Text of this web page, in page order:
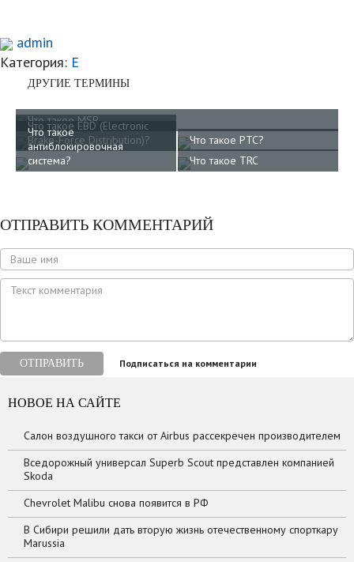
admin
Категория: E
ДРУГИЕ ТЕРМИНЫ
Что такое MSR
Что такое EBD (Electronic
Brake-Force Distribution)?
Что такое PTC?
Что такое
антиблокировочная
система?
Что такое TRC
ОТПРАВИТЬ КОММЕНТАРИЙ
ОТПРАВИТЬ Подписаться на комментарии
НОВОЕ НА САЙТЕ
Салон воздушного такси от Airbus рассекречен производителем
Вседорожный универсал Superb Scout представлен компанией
Skoda
Chevrolet Malibu снова появится в РФ
В Сибири решили дать вторую жизнь отечественному спорткару
Marussia